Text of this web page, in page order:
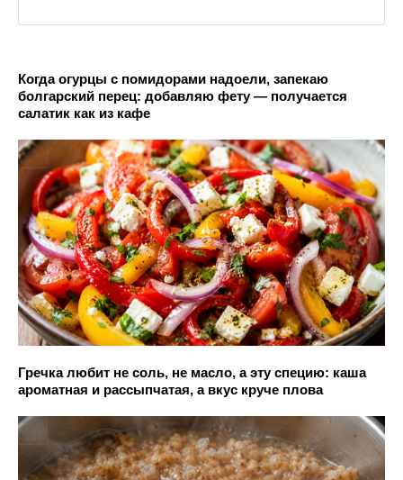
Когда огурцы с помидорами надоели, запекаю
болгарский перец: добавляю фету — получается
салатик как из кафе
Гречка любит не соль, не масло, а эту специю: каша
ароматная и рассыпчатая, а вкус круче плова